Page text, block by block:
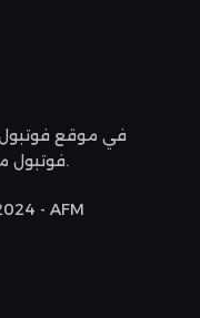
في موقع فوتبول
فوتبول مانجر من نصائح كروية وتكتيكات عصرية.
- AFM